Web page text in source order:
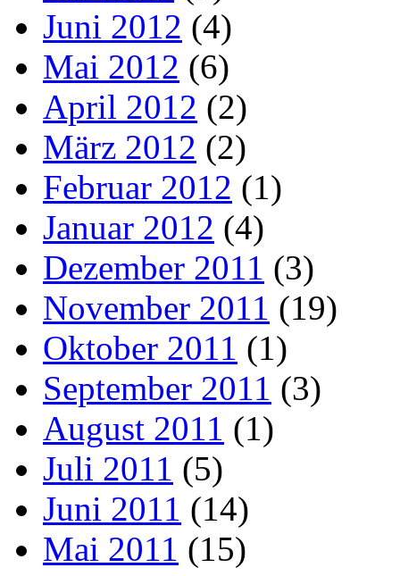
Juni 2012 (4)
Mai 2012 (6)
April 2012 (2)
März 2012 (2)
Februar 2012 (1)
Januar 2012 (4)
Dezember 2011 (3)
November 2011 (19)
Oktober 2011 (1)
September 2011 (3)
August 2011 (1)
Juli 2011 (5)
Juni 2011 (14)
Mai 2011 (15)